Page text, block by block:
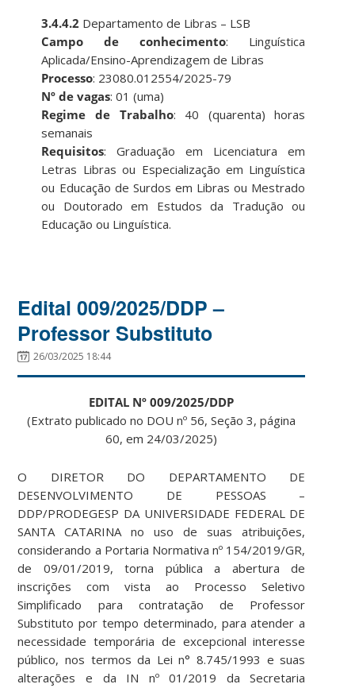
3.4.4.2 Departamento de Libras – LSB
Campo de conhecimento: Linguística
Aplicada/Ensino-Aprendizagem de Libras
Processo: 23080.012554/2025-79
Nº de vagas: 01 (uma)
Regime de Trabalho: 40 (quarenta) horas
semanais
Requisitos: Graduação em Licenciatura em
Letras Libras ou Especialização em Linguística
ou Educação de Surdos em Libras ou Mestrado
ou Doutorado em Estudos da Tradução ou
Educação ou Linguística.
Edital 009/2025/DDP –
Professor Substituto
26/03/2025 18:44
EDITAL Nº 009/2025/DDP
(Extrato publicado no DOU nº 56, Seção 3, página
60, em 24/03/2025)
O DIRETOR DO DEPARTAMENTO DE
DESENVOLVIMENTO DE PESSOAS –
DDP/PRODEGESP DA UNIVERSIDADE FEDERAL DE
SANTA CATARINA no uso de suas atribuições,
considerando a Portaria Normativa nº 154/2019/GR,
de 09/01/2019, torna pública a abertura de
inscrições com vista ao Processo Seletivo
Simplificado para contratação de Professor
Substituto por tempo determinado, para atender a
necessidade temporária de excepcional interesse
público, nos termos da Lei n° 8.745/1993 e suas
alterações e da IN nº 01/2019 da Secretaria